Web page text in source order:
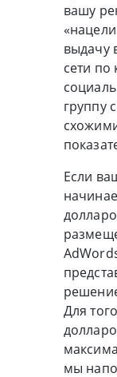
вашу
выдачу
сети
группу
Если
Для
мы